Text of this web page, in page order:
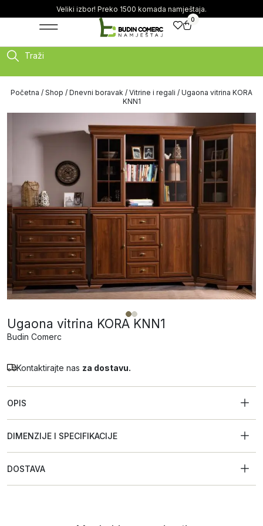
Veliki izbor! Preko 1500 komada namještaja.
0
Traži
Početna / Shop / Dnevni boravak / Vitrine i regali / Ugaona vitrina KORA
KNN1
Ugaona vitrina KORA KNN1
Budin Comerc
Kontaktirajte nas za dostavu.
OPIS
DIMENZIJE I SPECIFIKACIJE
DOSTAVA